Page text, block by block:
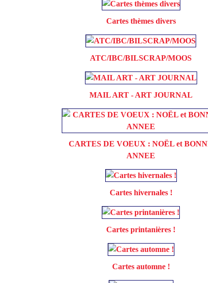
Cartes thèmes divers
ATC/IBC/BILSCRAP/MOOS
MAIL ART - ART JOURNAL
CARTES DE VOEUX : NOËL et
ANNEE
Cartes hivernales !
Cartes printanières !
Cartes automne !